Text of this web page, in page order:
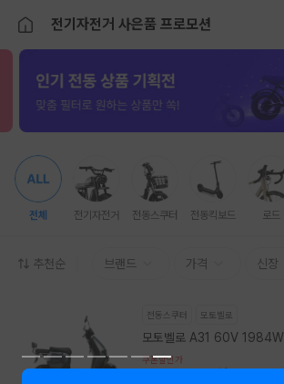
전기자전거 사은품 프로모션
전체 전기자전거 전동스쿠터 전동킥보드 로드
추천순 브랜드 가격 신장
전동스쿠터 모토벨로
모토벨로 A31 60V 1984W
쿠폰할인가
1,768,000원